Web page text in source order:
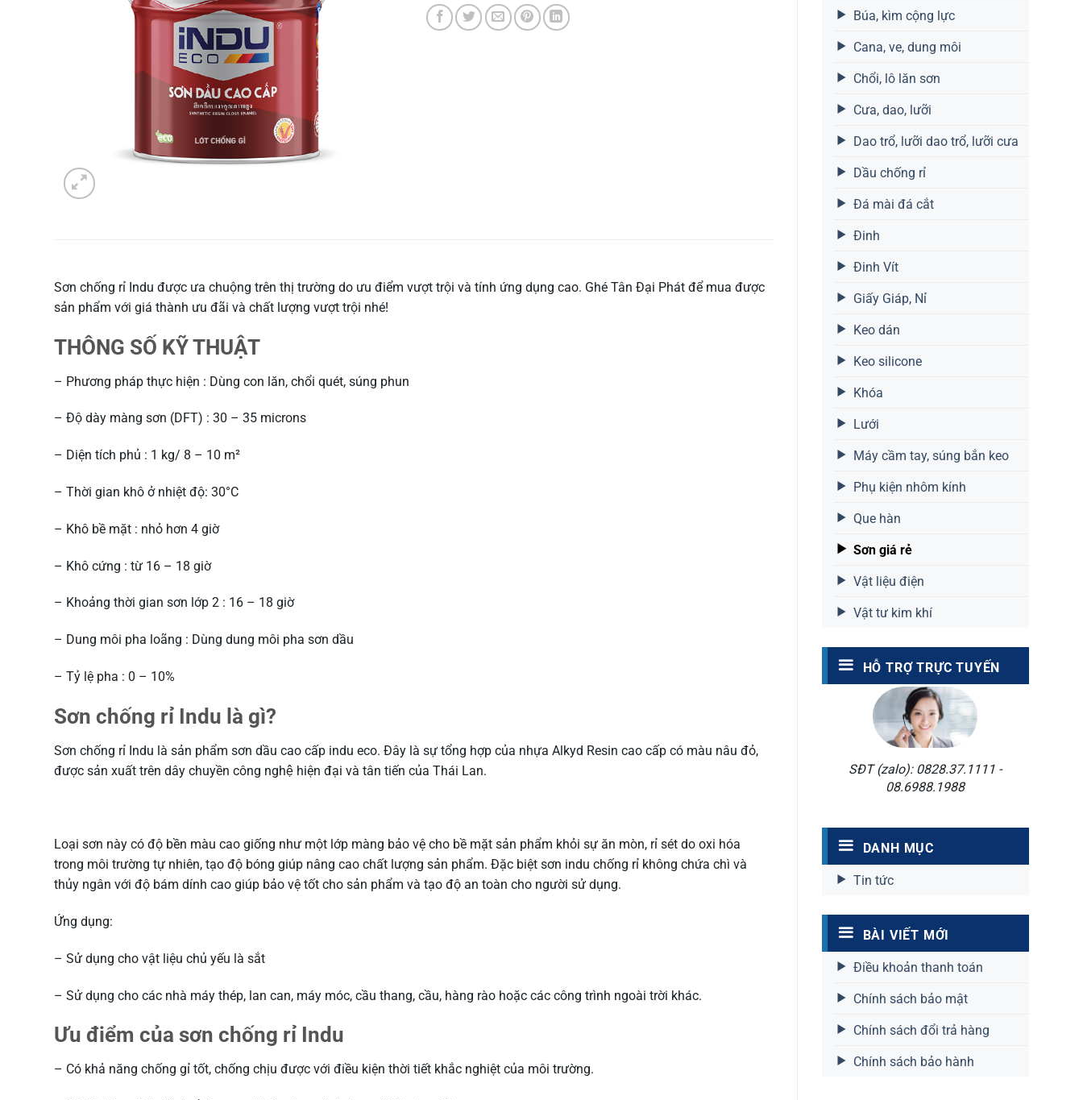
Búa, kìm cộng lực
Cana, ve, dung môi
Chổi, lô lăn sơn
Cưa, dao, lưỡi
Dao trổ, lưỡi dao trổ, lưỡi cưa
Dầu chống rỉ
Đá mài đá cắt
Đinh
Đinh Vít
Giấy Giáp, Nỉ
Keo dán
Keo silicone
Khóa
Lưới
Máy cầm tay, súng bắn keo
Phụ kiện nhôm kính
Que hàn
Sơn giá rẻ
Vật liệu điện
Vật tư kim khí
HỖ TRỢ TRỰC TUYẾN
SĐT (zalo): 0828.37.1111 -
08.6988.1988
DANH MỤC
Tin tức
BÀI VIẾT MỚI
Điều khoản thanh toán
Chính sách bảo mật
Chính sách đổi trả hàng
Chính sách bảo hành
Sơn chống rỉ Indu được ưa chuộng trên thị trường do ưu điểm vượt trội và tính ứng dụng cao. Ghé Tân Đại Phát để mua được
sản phẩm với giá thành ưu đãi và chất lượng vượt trội nhé!
THÔNG SỐ KỸ THUẬT
– Phương pháp thực hiện : Dùng con lăn, chổi quét, súng phun
– Độ dày màng sơn (DFT) : 30 – 35 microns
– Diện tích phủ : 1 kg/ 8 – 10 m²
– Thời gian khô ở nhiệt độ: 30°C
– Khô bề mặt : nhỏ hơn 4 giờ
– Khô cứng : từ 16 – 18 giờ
– Khoảng thời gian sơn lớp 2 : 16 – 18 giờ
– Dung môi pha loãng : Dùng dung môi pha sơn dầu
– Tỷ lệ pha : 0 – 10%
Sơn chống rỉ Indu là gì?
Sơn chống rỉ Indu là sản phẩm sơn dầu cao cấp indu eco. Đây là sự tổng hợp của nhựa Alkyd Resin cao cấp có màu nâu đỏ,
được sản xuất trên dây chuyền công nghệ hiện đại và tân tiến của Thái Lan.
Loại sơn này có độ bền màu cao giống như một lớp màng bảo vệ cho bề mặt sản phẩm khỏi sự ăn mòn, rỉ sét do oxi hóa
trong môi trường tự nhiên, tạo độ bóng giúp nâng cao chất lượng sản phẩm. Đặc biệt sơn indu chống rỉ không chứa chì và
thủy ngân với độ bám dính cao giúp bảo vệ tốt cho sản phẩm và tạo độ an toàn cho người sử dụng.
Ứng dụng:
– Sử dụng cho vật liệu chủ yếu là sắt
– Sử dụng cho các nhà máy thép, lan can, máy móc, cầu thang, cầu, hàng rào hoặc các công trình ngoài trời khác.
Ưu điểm của sơn chống rỉ Indu
– Có khả năng chống gỉ tốt, chống chịu được với điều kiện thời tiết khắc nghiệt của môi trường.